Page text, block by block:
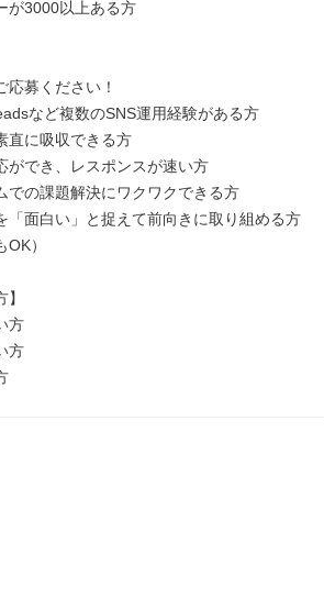
が3000以上ある方
募ください！
など複数のSNS運用経験がある方
直に吸収できる方
ができ、レスポンスが速い方
での課題解決にワクワクできる方
「面白い」と捉えて前向きに取り組める方
）
方
方